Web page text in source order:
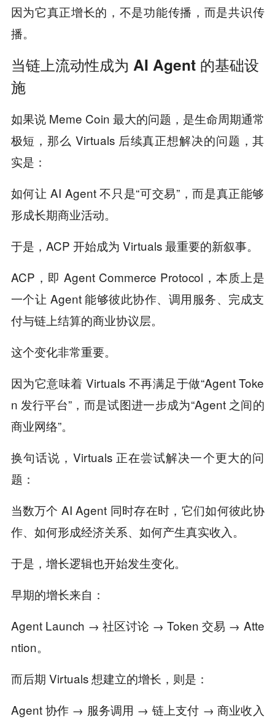
因为它真正增长的，不是功能传播，而是共识传
播。
当链上流动性成为 AI Agent 的基础设
施
如果说 Meme Coin 最大的问题，是生命周期通常
极短，那么 Virtuals 后续真正想解决的问题，其
实是：
如何让 AI Agent 不只是“可交易”，而是真正能够
形成长期商业活动。
于是，ACP 开始成为 Virtuals 最重要的新叙事。
ACP，即 Agent Commerce Protocol，本质上是
一个让 Agent 能够彼此协作、调用服务、完成支
付与链上结算的商业协议层。
这个变化非常重要。
因为它意味着 Virtuals 不再满足于做“Agent Toke
n 发行平台”，而是试图进一步成为“Agent 之间的
商业网络”。
换句话说，Virtuals 正在尝试解决一个更大的问
题：
当数万个 AI Agent 同时存在时，它们如何彼此协
作、如何形成经济关系、如何产生真实收入。
于是，增长逻辑也开始发生变化。
早期的增长来自：
Agent Launch → 社区讨论 → Token 交易 → Atte
ntion。
而后期 Virtuals 想建立的增长，则是：
Agent 协作 → 服务调用 → 链上支付 → 商业收入